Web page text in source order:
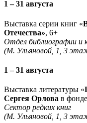
1 – 31 августа
Выставка серии книг «
Отечества», 6+
Отдел библиографии и
(М. Ульяновой, 1, 3
1 – 31 августа
Выставка литературы «
Сергея Орлова в
Сектор редких книг
(М. Ульяновой, 1, 3